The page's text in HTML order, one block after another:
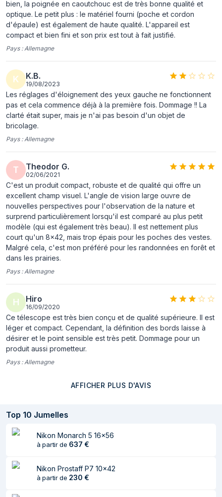
Champ de vision
réel
8,8°
Distance minimale
de mise au point
1,3 m
crépusculaire
bien, la poignée en caoutchouc est de très bonne qualité et
optique. Le petit plus : le matériel fourni (poche et cordon
d'épaule) est également de haute qualité. L'appareil est
compact et bien fini et son prix est tout à fait justifié.
Pays :Allemagne
K K.B.
19/08/2023
Les réglages d'éloignement des yeux gauche ne fonctionnent
pas et cela commence déjà à la première fois. Dommage !! La
clarté était super, mais je n'ai pas besoin d'un objet de
bricolage.
Pays :Allemagne
T Theodor G.
02/06/2021
C'est un produit compact, robuste et de qualité qui offre un
excellent champ visuel. L'angle de vision large ouvre de
nouvelles perspectives pour l'observation de la nature et
surprend particulièrement lorsqu'il est comparé au plus petit
modèle (qui est également très beau). Il est nettement plus
court qu'un 8x42, mais trop épais pour les poches des vestes.
Malgré cela, c'est mon préféré pour les randonnées en forêt et
dans les prairies.
Pays :Allemagne
H Hiro
16/09/2020
Ce télescope est très bien conçu et de qualité supérieure. Il est
léger et compact. Cependant, la définition des bords laisse à
désirer et le point sensible est très petit. Dommage pour un
produit aussi prometteur.
Pays :Allemagne
AFFICHER PLUS D'AVIS
Top 10 Jumelles
Nikon Monarch 5 16x56
à partir de 637 €
Nikon Prostaff P7 10x42
à partir de 230 €